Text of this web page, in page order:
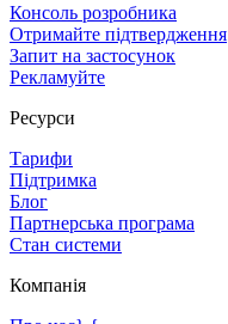
Консоль розробника
Отримайте підтвердження
Запит на застосунок
Рекламуйте
Ресурси
Тарифи
Підтримка
Блог
Партнерська програма
Стан системи
Компанія